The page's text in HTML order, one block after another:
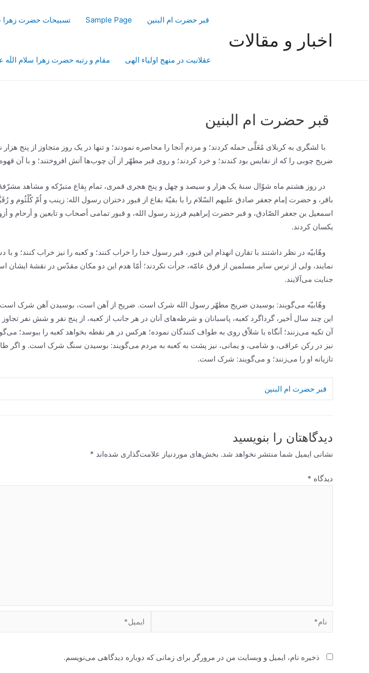
اخبار و مقالات
قبر حضرت ام البنین Sample Page تسبیحات حضرت زهرا
عقلانیت در منهج اولیاء الهی مقام و رتبه حضرت زهرا سلام اللَه
قبر حضرت ام البنین
با لشگرى به کربلاى مُعَلَّی حمله کردند؛ و مردم آنجا را محاصره نمودند؛ و تنها در یک روز متجاوز از پنج
ضریح چوبى را که از نفایس بود کندند؛ و خرد کردند؛ و روى قبر مطهّر از آن چوب‌ها آتش افروختند؛ و با آن
در روز هشتم ماه شوّال سنۀ یک هزار و سیصد و چهل و پنج هجرى قمرى، تمام بِقاع متبرّکه و مشاهد
باقر، و حضرت إمام جعفر صادق علیهم السّلام را با بقیّۀ بقاع از قبور دختران رسول الله: زینب و اُمّ کُلْثُوم
اسمعیل بن جعفر الصّادق، و قبر حضرت إبراهیم فرزند رسول الله، و قبور تمامى أصحاب و تابعین و أرحام و
یکسان کردند.
وهّابیّه در نظر داشتند با تقارن انهدام این قبور، قبر رسول خدا را خراب کنند؛ و کعبه را نیز خراب کنند؛
نمایند، ولى از ترس سایر مسلمین از فرق عامّه، جرأت نکردند؛ أمّا هدم این دو مکان مقدّس در نقشۀ
جنایت مى‌آلایند.
وهّابیّه مى‌گویند: بوسیدن ضریح مطهّر رسول الله شرک است. ضریح از آهن است، بوسیدن آهن شرک است.
این چند سال أخیر، گرداگرد کعبه، پاسبانان و شرطه‌هاى آنان در هر جانب از کعبه، از پنج نفر و شش نفر
آن تکیه مى‌زنند؛ آنگاه با شلاّق روى به طواف کنندگان نموده؛ هرکس در هر نقطه بخواهد کعبه را ببوسد؛
نیز در رکن عراقى، و شامى، و یمانى، نیز پشت به کعبه به مردم مى‌گویند: بوسیدن سنگ شرک است. و اگر
تازیانه او را مى‌زنند؛ و مى‌گویند: شرک است.
قبر حضرت ام البنین
دیدگاهتان را بنویسید
نشانی ایمیل شما منتشر نخواهد شد. بخش‌های موردنیاز علامت‌گذاری شده‌اند *
دیدگاه *
نام* ایمیل*
ذخیره نام، ایمیل و وبسایت من در مرورگر برای زمانی که دوباره دیدگاهی می‌نویسم.